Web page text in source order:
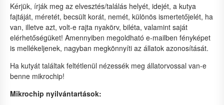
Kérjük, írják meg az elvesztés/találás helyét, idejét, a kutya
fajtáját, méretét, becsült korát, nemét, különös ismertetőjelét, ha
van, illetve azt, volt-e rajta nyakörv, biléta, valamint saját
elérhetőségüket! Amennyiben megoldható e-mailben fényképet
is mellékeljenek, nagyban megkönnyíti az állatok azonosítását.
Ha kutyát találtak feltétlenül nézessék meg állatorvossal van-e
benne mikrochip!
Mikrochip nyilvántartások: